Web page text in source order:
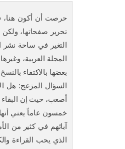
حرصت أن أكون هنا،
تحرير صفحاتها،
التغير في ساحة نشر
المجلة العربية،
بعضها بالاكتفاء
السؤال المزعج: هل
أصعب، حيث إن
خمسون عاماً يعني
آبائهم في كثير من
الذي يحب القراءة